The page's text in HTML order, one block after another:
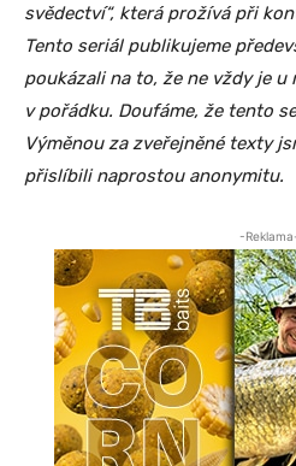
svědectví“, která prožívá při
Tento seriál publikujeme
poukázali na to, že ne vždy je u
v pořádku. Doufáme, že tento
Výměnou za zveřejněné texty
přislíbili naprostou anonymitu.
-